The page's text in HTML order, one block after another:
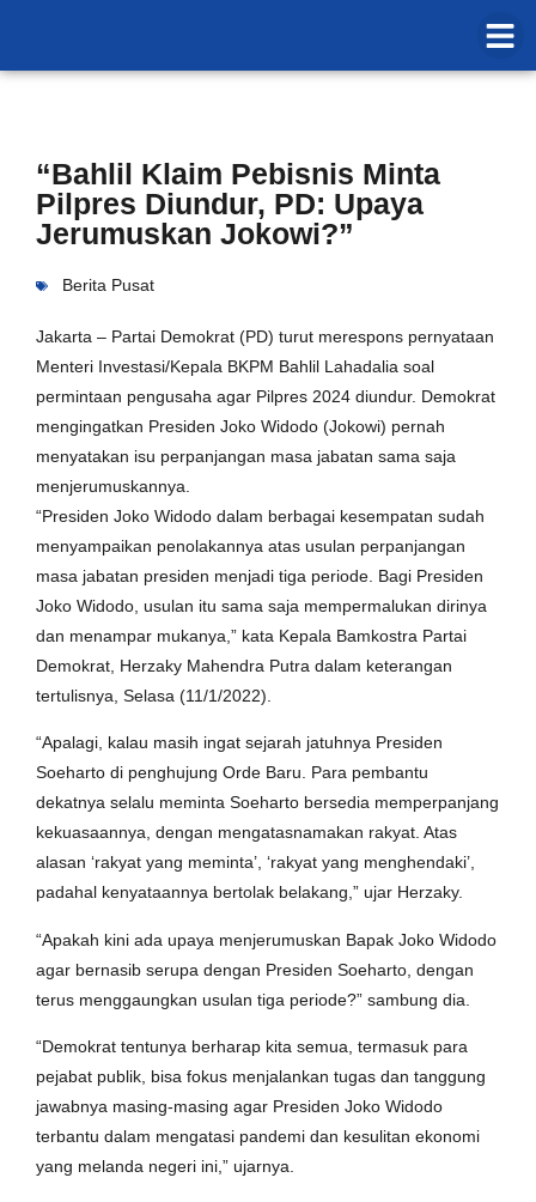
“Bahlil Klaim Pebisnis Minta
Pilpres Diundur, PD: Upaya
Jerumuskan Jokowi?”
Berita Pusat
Jakarta – Partai Demokrat (PD) turut merespons pernyataan
Menteri Investasi/Kepala BKPM Bahlil Lahadalia soal
permintaan pengusaha agar Pilpres 2024 diundur. Demokrat
mengingatkan Presiden Joko Widodo (Jokowi) pernah
menyatakan isu perpanjangan masa jabatan sama saja
menjerumuskannya.
“Presiden Joko Widodo dalam berbagai kesempatan sudah
menyampaikan penolakannya atas usulan perpanjangan
masa jabatan presiden menjadi tiga periode. Bagi Presiden
Joko Widodo, usulan itu sama saja mempermalukan dirinya
dan menampar mukanya,” kata Kepala Bamkostra Partai
Demokrat, Herzaky Mahendra Putra dalam keterangan
tertulisnya, Selasa (11/1/2022).
“Apalagi, kalau masih ingat sejarah jatuhnya Presiden
Soeharto di penghujung Orde Baru. Para pembantu
dekatnya selalu meminta Soeharto bersedia memperpanjang
kekuasaannya, dengan mengatasnamakan rakyat. Atas
alasan ‘rakyat yang meminta’, ‘rakyat yang menghendaki’,
padahal kenyataannya bertolak belakang,” ujar Herzaky.
“Apakah kini ada upaya menjerumuskan Bapak Joko Widodo
agar bernasib serupa dengan Presiden Soeharto, dengan
terus menggaungkan usulan tiga periode?” sambung dia.
“Demokrat tentunya berharap kita semua, termasuk para
pejabat publik, bisa fokus menjalankan tugas dan tanggung
jawabnya masing-masing agar Presiden Joko Widodo
terbantu dalam mengatasi pandemi dan kesulitan ekonomi
yang melanda negeri ini,” ujarnya.